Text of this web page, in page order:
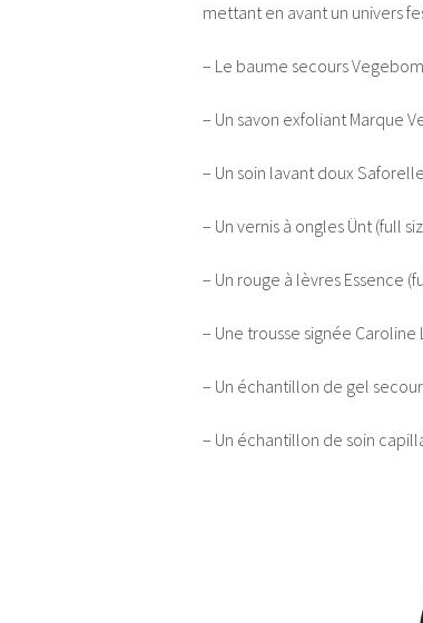
mettant en avant un univers
– Le baume secours Vegebom
– Un savon exfoliant Marque
– Un soin lavant doux Saforelle
– Un vernis à ongles Ünt (full
– Un rouge à lèvres Essence
– Une trousse signée Caroline
– Un échantillon de gel
– Un échantillon de soin